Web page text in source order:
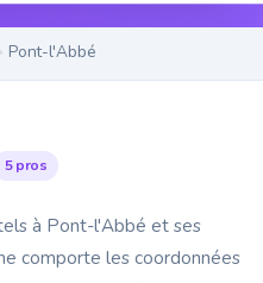
Pont-l'Abbé
5 pros
à Pont-l'Abbé et ses
comporte les coordonnées